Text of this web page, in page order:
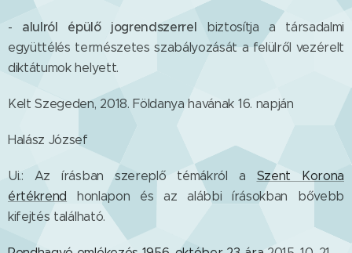
- alulról épülő jogrendszerrel biztosítja a társadalmi
együttélés természetes szabályozását a felülről vezérelt
diktátumok helyett.
Kelt Szegeden, 2018. Földanya havának 16. napján
Halász József
Ui.: Az írásban szereplő témákról a Szent Korona
értékrend honlapon és az alábbi írásokban bővebb
kifejtés található.